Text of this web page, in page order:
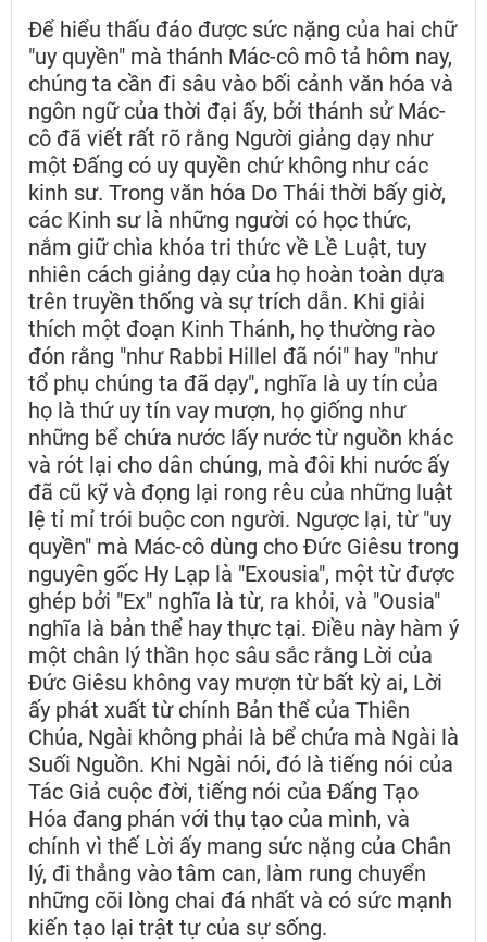
Để hiểu thấu đáo được sức nặng của hai chữ
"uy quyền" mà thánh Mác-cô mô tả hôm nay,
chúng ta cần đi sâu vào bối cảnh văn hóa và
ngôn ngữ của thời đại ấy, bởi thánh sử Mác-
cô đã viết rất rõ rằng Người giảng dạy như
một Đấng có uy quyền chứ không như các
kinh sư. Trong văn hóa Do Thái thời bấy giờ,
các Kinh sư là những người có học thức,
nắm giữ chìa khóa tri thức về Lề Luật, tuy
nhiên cách giảng dạy của họ hoàn toàn dựa
trên truyền thống và sự trích dẫn. Khi giải
thích một đoạn Kinh Thánh, họ thường rào
đón rằng "như Rabbi Hillel đã nói" hay "như
tổ phụ chúng ta đã dạy", nghĩa là uy tín của
họ là thứ uy tín vay mượn, họ giống như
những bể chứa nước lấy nước từ nguồn khác
và rót lại cho dân chúng, mà đôi khi nước ấy
đã cũ kỹ và đọng lại rong rêu của những luật
lệ tỉ mỉ trói buộc con người. Ngược lại, từ "uy
quyền" mà Mác-cô dùng cho Đức Giêsu trong
nguyên gốc Hy Lạp là "Exousia", một từ được
ghép bởi "Ex" nghĩa là từ, ra khỏi, và "Ousia"
nghĩa là bản thể hay thực tại. Điều này hàm ý
một chân lý thần học sâu sắc rằng Lời của
Đức Giêsu không vay mượn từ bất kỳ ai, Lời
ấy phát xuất từ chính Bản thể của Thiên
Chúa, Ngài không phải là bể chứa mà Ngài là
Suối Nguồn. Khi Ngài nói, đó là tiếng nói của
Tác Giả cuộc đời, tiếng nói của Đấng Tạo
Hóa đang phán với thụ tạo của mình, và
chính vì thế Lời ấy mang sức nặng của Chân
lý, đi thẳng vào tâm can, làm rung chuyển
những cõi lòng chai đá nhất và có sức mạnh
kiến tạo lại trật tự của sự sống.